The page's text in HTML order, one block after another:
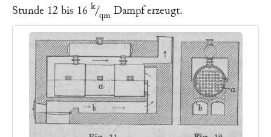
Stunde 12 bis 16 k/qm Dampf erzeugt.